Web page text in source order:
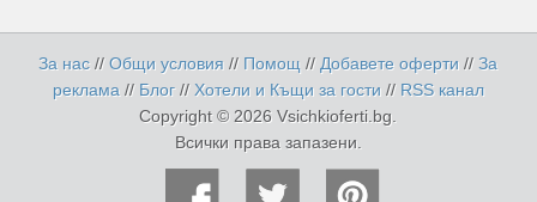
За нас //Общи условия // Помощ // Добавете оферти//За
реклама // Блог // Хотели и Къщи за гости // RSS канал
Copyright © 2026 Vsichkioferti.bg.
Всички права запазени.